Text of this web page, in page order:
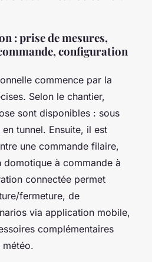
: prise de mesures,
configuration
commence par la
Selon le chantier,
sont disponibles : sous
tunnel. Ensuite, il est
une commande filaire,
à commande à
connectée permet
fermeture, de
via application mobile,
complémentaires